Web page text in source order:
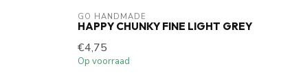
GO HANDMADE
HAPPY CHUNKY FINE LIGHT GREY
€4,75
Op voorraad